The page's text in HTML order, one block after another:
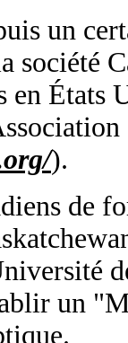
un
société
en
).
de
un